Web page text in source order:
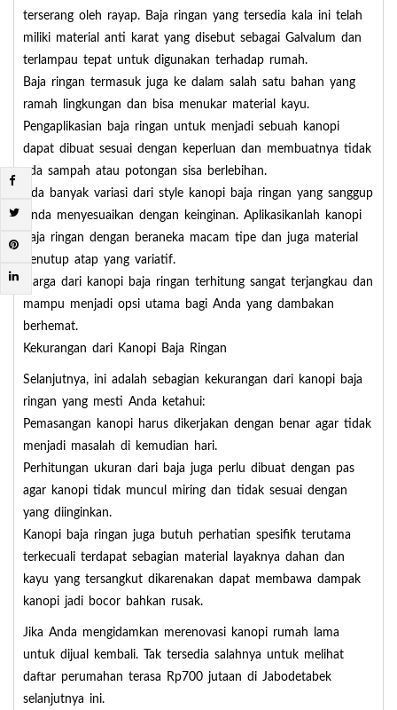
terserang oleh rayap. Baja ringan yang tersedia kala ini telah
miliki material anti karat yang disebut sebagai Galvalum dan
terlampau tepat untuk digunakan terhadap rumah.
Baja ringan termasuk juga ke dalam salah satu bahan yang
ramah lingkungan dan bisa menukar material kayu.
Pengaplikasian baja ringan untuk menjadi sebuah kanopi
dapat dibuat sesuai dengan keperluan dan membuatnya tidak
ada sampah atau potongan sisa berlebihan.
Ada banyak variasi dari style kanopi baja ringan yang sanggup
Anda menyesuaikan dengan keinginan. Aplikasikanlah kanopi
baja ringan dengan beraneka macam tipe dan juga material
penutup atap yang variatif.
Harga dari kanopi baja ringan terhitung sangat terjangkau dan
mampu menjadi opsi utama bagi Anda yang dambakan
berhemat.
Kekurangan dari Kanopi Baja Ringan
Selanjutnya, ini adalah sebagian kekurangan dari kanopi baja
ringan yang mesti Anda ketahui:
Pemasangan kanopi harus dikerjakan dengan benar agar tidak
menjadi masalah di kemudian hari.
Perhitungan ukuran dari baja juga perlu dibuat dengan pas
agar kanopi tidak muncul miring dan tidak sesuai dengan
yang diinginkan.
Kanopi baja ringan juga butuh perhatian spesifik terutama
terkecuali terdapat sebagian material layaknya dahan dan
kayu yang tersangkut dikarenakan dapat membawa dampak
kanopi jadi bocor bahkan rusak.
Jika Anda mengidamkan merenovasi kanopi rumah lama
untuk dijual kembali. Tak tersedia salahnya untuk melihat
daftar perumahan terasa Rp700 jutaan di Jabodetabek
selanjutnya ini.